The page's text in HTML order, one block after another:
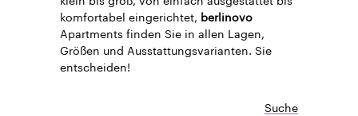
komfortabel eingerichtet, berlinovo
Apartments finden Sie in allen Lagen,
Größen und Ausstattungsvarianten. Sie
entscheiden!
Suche